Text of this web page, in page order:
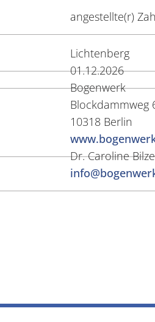
angestellte(r)
Lichtenberg
01.12.2026
Bogenwerk
Blockdammweg
10318 Berlin
Dr. Caroline